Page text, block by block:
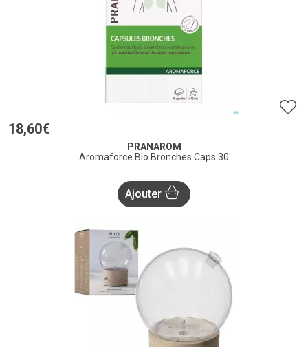
18,60€
PRANAROM
Aromaforce Bio Bronches Caps 30
Ajouter